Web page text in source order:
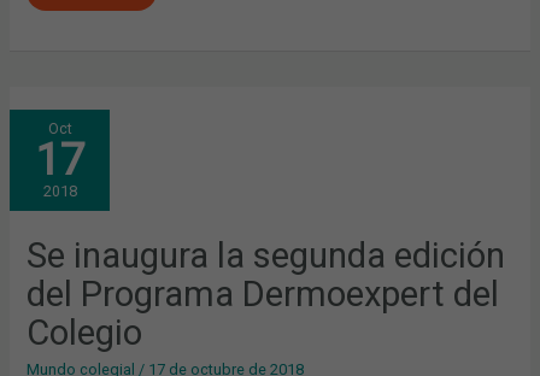
Oct
17
2018
Se inaugura la segunda edición
del Programa Dermoexpert del
Colegio
Mundo colegial / 17 de octubre de 2018
SE
INAUGURA
LA
SEGUNDA
EDICIÓN
DEL
PROGRAMA
DEL
COLEGIO